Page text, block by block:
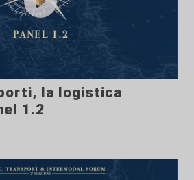
la logistica
1.2